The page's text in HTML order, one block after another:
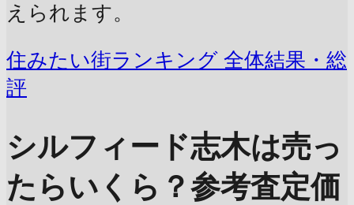
えられます。
住みたい街ランキング 全体結果・総
評
シルフィード志木は売っ
たらいくら？参考査定価